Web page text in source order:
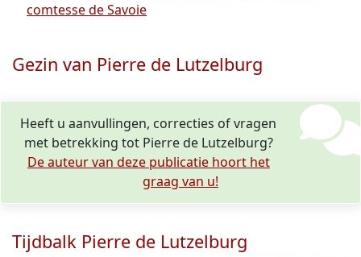
comtesse de Savoie
Gezin van Pierre de Lutzelburg
Heeft u aanvullingen, correcties of vragen
met betrekking tot Pierre de Lutzelburg?
De auteur van deze publicatie hoort het
graag van u!
Tijdbalk Pierre de Lutzelburg